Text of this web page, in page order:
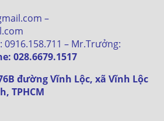
–
0916.158.711 – Mr.Trưởng:
028.6679.1517
đường Vĩnh Lộc, xã Vĩnh Lộc
TPHCM